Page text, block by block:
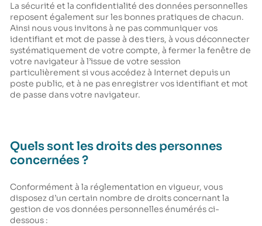
La sécurité et la confidentialité des données personnelles
reposent également sur les bonnes pratiques de chacun.
Ainsi nous vous invitons à ne pas communiquer vos
identifiant et mot de passe à des tiers, à vous déconnecter
systématiquement de votre compte, à fermer la fenêtre de
votre navigateur à l’issue de votre session
particulièrement si vous accédez à Internet depuis un
poste public, et à ne pas enregistrer vos identifiant et mot
de passe dans votre navigateur.
Quels sont les droits des personnes
concernées ?
Conformément à la réglementation en vigueur, vous
disposez d’un certain nombre de droits concernant la
gestion de vos données personnelles énumérés ci-
dessous :